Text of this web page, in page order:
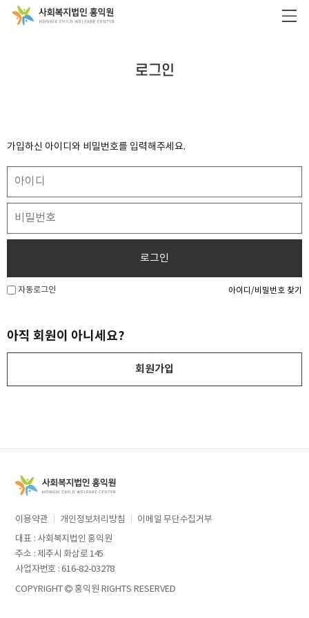
로그인
가입하신 아이디와 비밀번호를 입력해주세요.
로그인
자동로그인 아이디/비밀번호 찾기
아직 회원이 아니세요?
회원가입
이용약관 개인정보처리방침
이메일 무단수집거부
대표 : 사회복지법인 홍익원
주소 : 제주시 화삼로 145
사업자번호 : 616-82-03278
COPYRIGHT
홍익원 RIGHTS RESERVED